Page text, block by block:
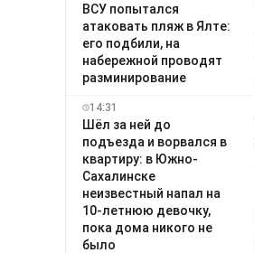
ВСУ попытался
атаковать пляж в Ялте:
его подбили, на
набережной проводят
разминирование
14:31
Шёл за ней до
подъезда и ворвался в
квартиру: в Южно-
Сахалинске
неизвестный напал на
10-летнюю девочку,
пока дома никого не
было